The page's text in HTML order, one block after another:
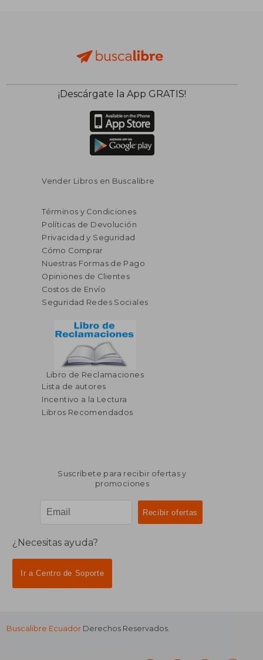
¡Descárgate la App GRATIS!
Vender Libros en Buscalibre
Términos y Condiciones
Políticas de Devolución
Privacidad y Seguridad
Cómo Comprar
Nuestras Formas de Pago
Opiniones de Clientes
Costos de Envío
Seguridad Redes Sociales
Libro de Reclamaciones
Lista de autores
Incentivo a la Lectura
Libros Recomendados
Suscríbete para recibir ofertas y
promociones
¿Necesitas ayuda?
Ir a Centro de Soporte
Buscalibre Ecuador Derechos Reservados.